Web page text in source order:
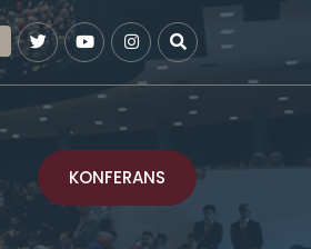
KONFERANS